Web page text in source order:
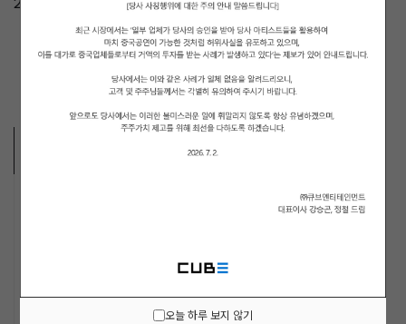
오늘 하루 보지 않기
LIGHTSUM